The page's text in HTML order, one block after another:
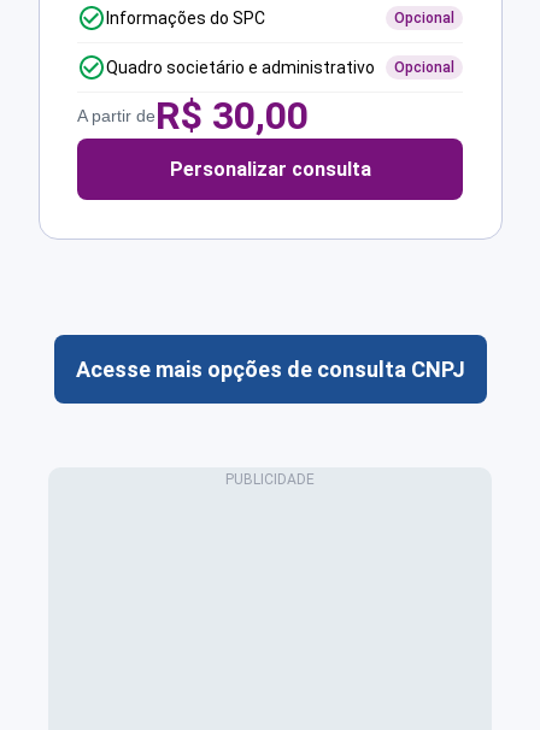
Informações do SPC Opcional
Quadro societário e administrativo Opcional
A partir deR$ 30,00
Personalizar consulta
Acesse mais opções de consulta CNPJ